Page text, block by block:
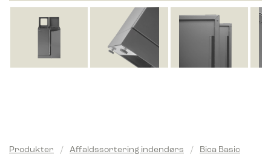
Produkter / Affaldssortering indendørs / Bica Basic